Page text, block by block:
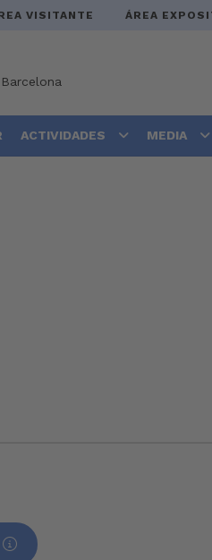
VISITANTE ÁREA
Barcelona
ACTIVIDADES MEDIA